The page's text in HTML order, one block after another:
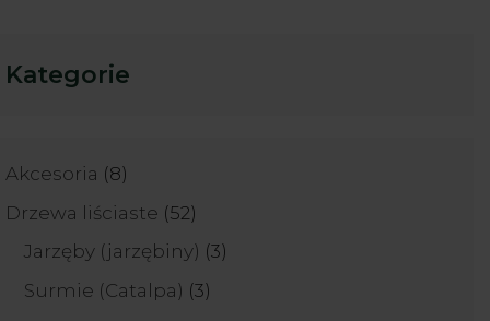
Kategorie
Akcesoria 88
produktów
Drzewa liściaste 5252
produkty
Jarzęby (jarzębiny) 33
Surmie (Catalpa) 33